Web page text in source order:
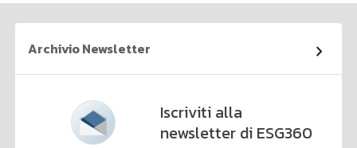
Archivio Newsletter
Iscriviti alla
newsletter di ESG360